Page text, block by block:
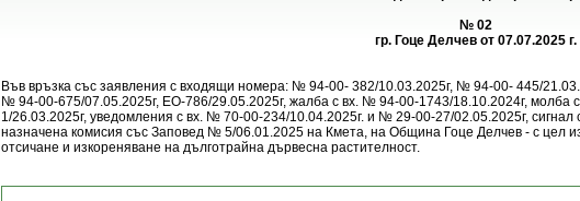
№ 02
гр. Гоце Делчев от 07.07.2025 г.
Във връзка със заявления с входящи номера: № 94-00- 382/10.03.2025г, № 94-00- 445/
№ 94-00-675/07.05.2025г, ЕО-786/29.05.2025г, жалба с вх. № 94-00-1743/18.10.2024г, молба
1/26.03.2025г, уведомления с вх. № 70-00-234/10.04.2025г. и № 29-00-27/02.05.2025г,
назначена комисия със Заповед № 5/06.01.2025 на Кмета, на Община Гоце Делчев - с цел
отсичане и изкореняване на дълготрайна дървесна растителност.